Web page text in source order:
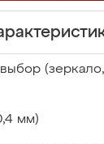
мм)